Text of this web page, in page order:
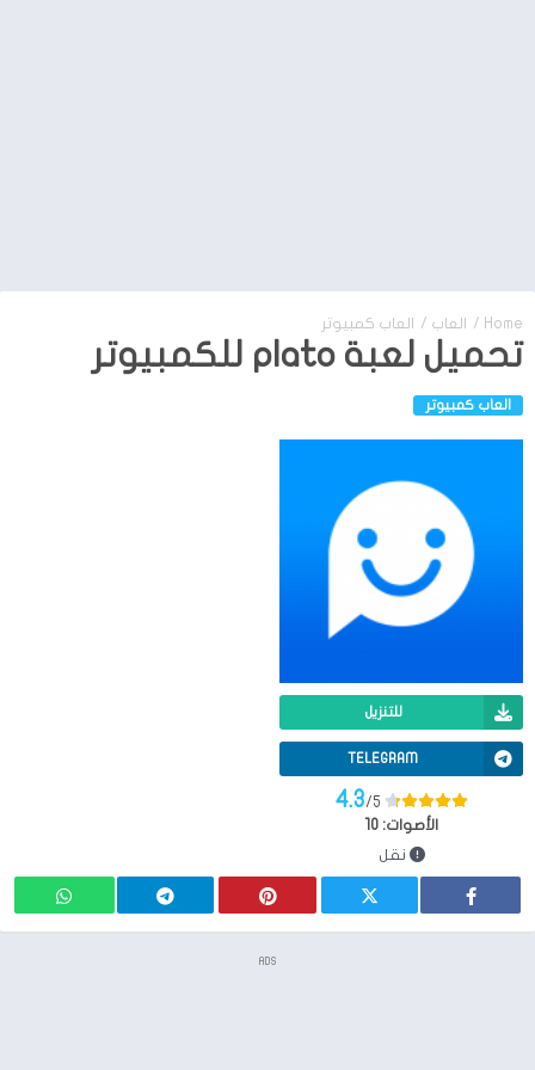
Home
/ العاب / العاب كمبيوتر
تحميل لعبة plato للكمبيوتر
العاب كمبيوتر
للتنزيل
TELEGRAM
4.3/5
الأصوات: 10
نقل
ADS